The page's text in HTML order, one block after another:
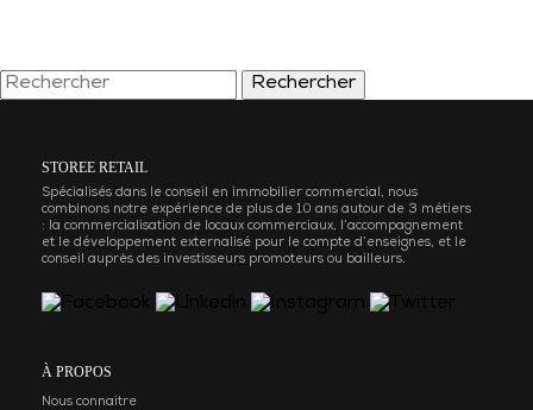
BAILLEUR ?
Rechercher
STOREE RETAIL
Spécialisés dans le conseil en immobilier commercial, nous
combinons notre expérience de plus de 10 ans autour de 3 métiers
: la commercialisation de locaux commerciaux, l’accompagnement
et le développement externalisé pour le compte d’enseignes, et le
conseil auprès des investisseurs promoteurs ou bailleurs.
À PROPOS
Nous connaitre